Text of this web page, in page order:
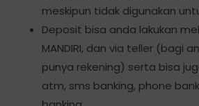
meskipun tidak digunakan
Deposit bisa anda lakukan
MANDIRI, dan via teller (bagi
punya rekening) serta bisa
atm, sms banking, phone